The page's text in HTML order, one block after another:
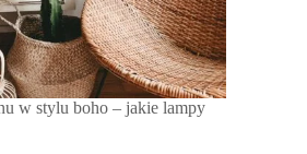
w stylu boho – jakie lampy